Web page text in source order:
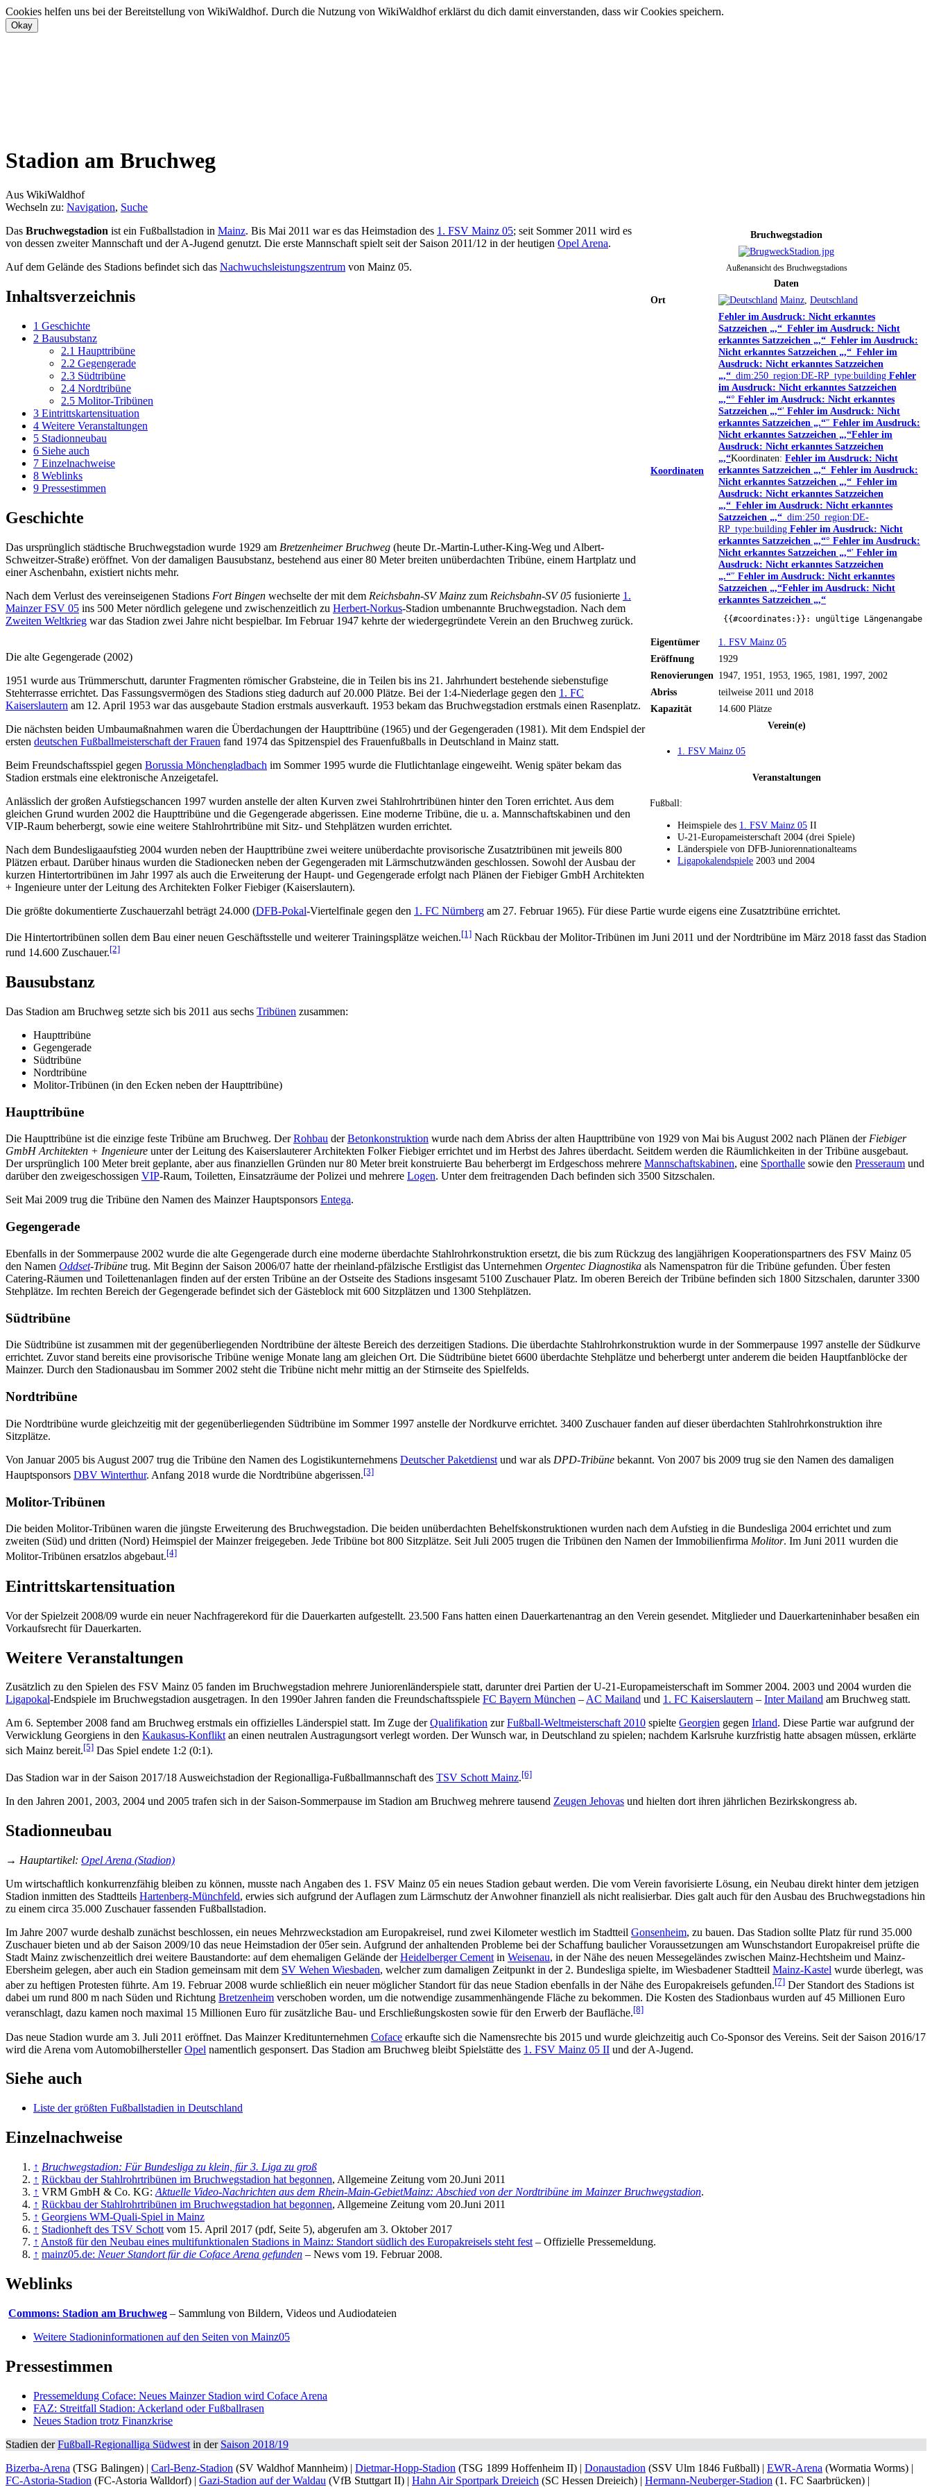
Cookies helfen uns bei der Bereitstellung von WikiWaldhof. Durch die Nutzung von WikiWaldhof erklärst du dich damit einverstanden, dass wir Cookies speichern.
Stadion am Bruchweg
Aus WikiWaldhof
Wechseln zu: Navigation, Suche
Bruchwegstadion
Außenansicht des Bruchwegstadions
Daten
Ort
Mainz Deutschland
Koordinaten
Fehler im Ausdruck: Nicht erkanntes
Satzzeichen „,“ Fehler im Ausdruck: Nicht
erkanntes Satzzeichen „,“ Fehler im Ausdruck:
Nicht erkanntes Satzzeichen „,“ Fehler im
Ausdruck: Nicht erkanntes Satzzeichen
„,“ _dim:250_region:DE-RP_type:building Fehler
im Ausdruck: Nicht erkanntes Satzzeichen
„,“° Fehler im Ausdruck: Nicht erkanntes
Satzzeichen „,“′ Fehler im Ausdruck: Nicht
erkanntes Satzzeichen „.“″ Fehler im Ausdruck:
Nicht erkanntes Satzzeichen „,“Fehler im
Ausdruck: Nicht erkanntes Satzzeichen
„,“Koordinaten: Fehler im Ausdruck: Nicht
erkanntes Satzzeichen „,“ Fehler im Ausdruck:
Nicht erkanntes Satzzeichen „,“ Fehler im
Ausdruck: Nicht erkanntes Satzzeichen
„,“ Fehler im Ausdruck: Nicht erkanntes
Satzzeichen „,“ _dim:250_region:DE-
RP_type:building Fehler im Ausdruck: Nicht
erkanntes Satzzeichen „,“° Fehler im Ausdruck:
Nicht erkanntes Satzzeichen „,“′ Fehler im
Ausdruck: Nicht erkanntes Satzzeichen
„.“″ Fehler im Ausdruck: Nicht erkanntes
Satzzeichen „,“Fehler im Ausdruck: Nicht
erkanntes Satzzeichen „,“
{{#coordinates:}} : ungültige Längenangabe
Eigentümer
1. FSV Mainz 05
Eröffnung
1929
Renovierungen 1947, 1951, 1953, 1965, 1981, 1997, 2002
Abriss
teilweise 2011 und 2018
Kapazität
14.600 Plätze
Verein(e)
1. FSV Mainz 05
Veranstaltungen
Fußball:
Heimspiele des 1. FSV Mainz 05 II
U-21-Europameisterschaft 2004 (drei Spiele)
Länderspiele von DFB-Juniorennationalteams
Ligapokalendspiele 2003 und 2004
Das Bruchwegstadion ist ein Fußballstadion in Mainz. Bis Mai 2011 war es das Heimstadion des 1. FSV Mainz 05; seit Sommer 2011 wird es
von dessen zweiter Mannschaft und der A-Jugend genutzt. Die erste Mannschaft spielt seit der Saison 2011/12 in der heutigen Opel Arena.
Auf dem Gelände des Stadions befindet sich das Nachwuchsleistungszentrum von Mainz 05.
Inhaltsverzeichnis
1 Geschichte
2 Bausubstanz
2.1 Haupttribüne
2.2 Gegengerade
2.3 Südtribüne
2.4 Nordtribüne
2.5 Molitor-Tribünen
3 Eintrittskartensituation
4 Weitere Veranstaltungen
5 Stadionneubau
6 Siehe auch
7 Einzelnachweise
8 Weblinks
9 Pressestimmen
Geschichte
Das ursprünglich städtische Bruchwegstadion wurde 1929 am Bretzenheimer Bruchweg (heute Dr.-Martin-Luther-King-Weg und Albert-
Schweitzer-Straße) eröffnet. Von der damaligen Bausubstanz, bestehend aus einer 80 Meter breiten unüberdachten Tribüne, einem Hartplatz und
einer Aschenbahn, existiert nichts mehr.
Nach dem Verlust des vereinseigenen Stadions Fort Bingen wechselte der mit dem Reichsbahn-SV Mainz zum Reichsbahn-SV 05 fusionierte 1.
Mainzer FSV 05 ins 500 Meter nördlich gelegene und zwischenzeitlich zu Herbert-Norkus-Stadion umbenannte Bruchwegstadion. Nach dem
Zweiten Weltkrieg war das Stadion zwei Jahre nicht bespielbar. Im Februar 1947 kehrte der wiedergegründete Verein an den Bruchweg zurück.
Die alte Gegengerade (2002)
1951 wurde aus Trümmerschutt, darunter Fragmenten römischer Grabsteine, die in Teilen bis ins 21. Jahrhundert bestehende siebenstufige
Stehterrasse errichtet. Das Fassungsvermögen des Stadions stieg dadurch auf 20.000 Plätze. Bei der 1:4-Niederlage gegen den 1. FC
Kaiserslautern am 12. April 1953 war das ausgebaute Stadion erstmals ausverkauft. 1953 bekam das Bruchwegstadion erstmals einen Rasenplatz.
Die nächsten beiden Umbaumaßnahmen waren die Überdachungen der Haupttribüne (1965) und der Gegengeraden (1981). Mit dem Endspiel der
ersten deutschen Fußballmeisterschaft der Frauen fand 1974 das Spitzenspiel des Frauenfußballs in Deutschland in Mainz statt.
Beim Freundschaftsspiel gegen Borussia Mönchengladbach im Sommer 1995 wurde die Flutlichtanlage eingeweiht. Wenig später bekam das
Stadion erstmals eine elektronische Anzeigetafel.
Anlässlich der großen Aufstiegschancen 1997 wurden anstelle der alten Kurven zwei Stahlrohrtribünen hinter den Toren errichtet. Aus dem
gleichen Grund wurden 2002 die Haupttribüne und die Gegengerade abgerissen. Eine moderne Tribüne, die u. a. Mannschaftskabinen und den
VIP-Raum beherbergt, sowie eine weitere Stahlrohrtribüne mit Sitz- und Stehplätzen wurden errichtet.
Nach dem Bundesligaaufstieg 2004 wurden neben der Haupttribüne zwei weitere unüberdachte provisorische Zusatztribünen mit jeweils 800
Plätzen erbaut. Darüber hinaus wurden die Stadionecken neben der Gegengeraden mit Lärmschutzwänden geschlossen. Sowohl der Ausbau der
kurzen Hintertortribünen im Jahr 1997 als auch die Erweiterung der Haupt- und Gegengerade erfolgt nach Plänen der Fiebiger GmbH Architekten
+ Ingenieure unter der Leitung des Architekten Folker Fiebiger (Kaiserslautern).
Die größte dokumentierte Zuschauerzahl beträgt 24.000 (DFB-Pokal-Viertelfinale gegen den 1. FC Nürnberg am 27. Februar 1965). Für diese Partie wurde eigens eine Zusatztribüne errichtet.
Die Hintertortribünen sollen dem Bau einer neuen Geschäftsstelle und weiterer Trainingsplätze weichen.[1] Nach Rückbau der Molitor-Tribünen im Juni 2011 und der Nordtribüne im März 2018 fasst das Stadion
rund 14.600 Zuschauer.[2]
Bausubstanz
Das Stadion am Bruchweg setzte sich bis 2011 aus sechs Tribünen zusammen:
Haupttribüne
Gegengerade
Südtribüne
Nordtribüne
Molitor-Tribünen (in den Ecken neben der Haupttribüne)
Haupttribüne
Die Haupttribüne ist die einzige feste Tribüne am Bruchweg. DerRohbau derBetonkonstruktion wurde nach dem Abriss der alten Haupttribüne von 1929 von Mai bis August 2002 nach Plänen derFiebiger
GmbH Architekten + Ingenieure unter der Leitung des Kaiserslauterer Architekten Folker Fiebiger errichtet und im Herbst des Jahres überdacht. Seitdem werden die Räumlichkeiten in der Tribüne ausgebaut.
Der ursprünglich 100 Meter breit geplante, aber aus finanziellen Gründen nur 80 Meter breit konstruierte Bau beherbergt im Erdgeschoss mehrere Mannschaftskabinen, eine Sporthalle sowie den Presseraum und
darüber den zweigeschossigen VIP-Raum, Toiletten, Einsatzräume der Polizei und mehrere Logen. Unter dem freitragenden Dach befinden sich 3500 Sitzschalen.
Seit Mai 2009 trug die Tribüne den Namen des Mainzer Hauptsponsors Entega.
Gegengerade
Ebenfalls in der Sommerpause 2002 wurde die alte Gegengerade durch eine moderne überdachte Stahlrohrkonstruktion ersetzt, die bis zum Rückzug des langjährigen Kooperationspartners des FSV Mainz 05
den Namen Oddset-Tribüne trug. Mit Beginn der Saison 2006/07 hatte der rheinland-pfälzische Erstligist das Unternehmen Orgentec Diagnostika als Namenspatron für die Tribüne gefunden. Über festen
Catering-Räumen und Toilettenanlagen finden auf der ersten Tribüne an der Ostseite des Stadions insgesamt 5100 Zuschauer Platz. Im oberen Bereich der Tribüne befinden sich 1800 Sitzschalen, darunter 3300
Stehplätze. Im rechten Bereich der Gegengerade befindet sich der Gästeblock mit 600 Sitzplätzen und 1300 Stehplätzen.
Südtribüne
Die Südtribüne ist zusammen mit der gegenüberliegenden Nordtribüne der älteste Bereich des derzeitigen Stadions. Die überdachte Stahlrohrkonstruktion wurde in der Sommerpause 1997 anstelle der Südkurve
errichtet. Zuvor stand bereits eine provisorische Tribüne wenige Monate lang am gleichen Ort. Die Südtribüne bietet 6600 überdachte Stehplätze und beherbergt unter anderem die beiden Hauptfanblöcke der
Mainzer. Durch den Stadionausbau im Sommer 2002 steht die Tribüne nicht mehr mittig an der Stirnseite des Spielfelds.
Nordtribüne
Die Nordtribüne wurde gleichzeitig mit der gegenüberliegenden Südtribüne im Sommer 1997 anstelle der Nordkurve errichtet. 3400 Zuschauer fanden auf dieser überdachten Stahlrohrkonstruktion ihre
Sitzplätze.
Von Januar 2005 bis August 2007 trug die Tribüne den Namen des Logistikunternehmens Deutscher Paketdienst und war als DPD-Tribüne bekannt. Von 2007 bis 2009 trug sie den Namen des damaligen
Hauptsponsors DBV Winterthur. Anfang 2018 wurde die Nordtribüne abgerissen.[3]
Molitor-Tribünen
Die beiden Molitor-Tribünen waren die jüngste Erweiterung des Bruchwegstadion. Die beiden unüberdachten Behelfskonstruktionen wurden nach dem Aufstieg in die Bundesliga 2004 errichtet und zum
zweiten (Süd) und dritten (Nord) Heimspiel der Mainzer freigegeben. Jede Tribüne bot 800 Sitzplätze. Seit Juli 2005 trugen die Tribünen den Namen der Immobilienfirma Molitor. Im Juni 2011 wurden die
Molitor-Tribünen ersatzlos abgebaut.[4]
Eintrittskartensituation
Vor der Spielzeit 2008/09 wurde ein neuer Nachfragerekord für die Dauerkarten aufgestellt. 23.500 Fans hatten einen Dauerkartenantrag an den Verein gesendet. Mitglieder und Dauerkarteninhaber besaßen ein
Vorkaufsrecht für Dauerkarten.
Weitere Veranstaltungen
Zusätzlich zu den Spielen des FSV Mainz 05 fanden im Bruchwegstadion mehrere Juniorenländerspiele statt, darunter drei Partien der U-21-Europameisterschaft im Sommer 2004. 2003 und 2004 wurden die
Ligapokal-Endspiele im Bruchwegstadion ausgetragen. In den 1990er Jahren fanden die Freundschaftsspiele FC Bayern München –AC Mailand und 1. FC Kaiserslautern – Inter Mailand am Bruchweg statt.
Am 6. September 2008 fand am Bruchweg erstmals ein offizielles Länderspiel statt. Im Zuge derQualifikation zurFußball-Weltmeisterschaft 2010 spielte Georgien gegen Irland. Diese Partie war aufgrund der
Verwicklung Georgiens in den Kaukasus-Konfliktan einen neutralen Austragungsort verlegt worden. Der Wunsch war, in Deutschland zu spielen; nachdem Karlsruhe kurzfristig hatte absagen müssen, erklärte
sich Mainz bereit.[5] Das Spiel endete 1:2 (0:1).
Das Stadion war in der Saison 2017/18 Ausweichstadion der Regionalliga-Fußballmannschaft des TSV Schott Mainz.[6]
In den Jahren 2001, 2003, 2004 und 2005 trafen sich in der Saison-Sommerpause im Stadion am Bruchweg mehrere tausend Zeugen Jehovas und hielten dort ihren jährlichen Bezirkskongress ab.
Stadionneubau
→ Hauptartikel: Opel Arena (Stadion)
Um wirtschaftlich konkurrenzfähig bleiben zu können, musste nach Angaben des 1. FSV Mainz 05 ein neues Stadion gebaut werden. Die vom Verein favorisierte Lösung, ein Neubau direkt hinter dem jetzigen
Stadion inmitten des Stadtteils Hartenberg-Münchfeld, erwies sich aufgrund der Auflagen zum Lärmschutz der Anwohner finanziell als nicht realisierbar. Dies galt auch für den Ausbau des Bruchwegstadions hin
zu einem circa 35.000 Zuschauer fassenden Fußballstadion.
Im Jahre 2007 wurde deshalb zunächst beschlossen, ein neues Mehrzweckstadion am Europakreisel, rund zwei Kilometer westlich im Stadtteil Gonsenheim, zu bauen. Das Stadion sollte Platz für rund 35.000
Zuschauer bieten und ab der Saison 2009/10 das neue Heimstadion der 05er sein. Aufgrund der anhaltenden Probleme bei der Schaffung baulicher Voraussetzungen am Wunschstandort Europakreisel prüfte die
Stadt Mainz zwischenzeitlich drei weitere Baustandorte: auf dem ehemaligen Gelände derHeidelberger Cement in Weisenau, in der Nähe des neuen Messegeländes zwischen Mainz-Hechtsheim und Mainz-
Ebersheim gelegen, aber auch ein Stadion gemeinsam mit dem SV Wehen Wiesbaden, welcher zum damaligen Zeitpunkt in der 2. Bundesliga spielte, im Wiesbadener Stadtteil Mainz-Kastel wurde überlegt, was
aber zu heftigen Protesten führte. Am 19. Februar 2008 wurde schließlich ein neuer möglicher Standort für das neue Stadion ebenfalls in der Nähe des Europakreisels gefunden.[7] Der Standort des Stadions ist
dabei um rund 800 m nach Süden und Richtung Bretzenheim verschoben worden, um die notwendige zusammenhängende Fläche zu bekommen. Die Kosten des Stadionbaus wurden auf 45 Millionen Euro
veranschlagt, dazu kamen noch maximal 15 Millionen Euro für zusätzliche Bau- und Erschließungskosten sowie für den Erwerb der Baufläche.[8]
Das neue Stadion wurde am 3. Juli 2011 eröffnet. Das Mainzer Kreditunternehmen Coface erkaufte sich die Namensrechte bis 2015 und wurde gleichzeitig auch Co-Sponsor des Vereins. Seit der Saison 2016/17
wird die Arena vom AutomobilherstellerOpel namentlich gesponsert. Das Stadion am Bruchweg bleibt Spielstätte des 1. FSV Mainz 05 II und der A-Jugend.
Siehe auch
Liste der größten Fußballstadien in Deutschland
Einzelnachweise
↑ Bruchwegstadion: Für Bundesliga zu klein, für 3. Liga zu groß
↑ Rückbau der Stahlrohrtribünen im Bruchwegstadion hat begonnen, Allgemeine Zeitung vom 20.Juni 2011
↑ VRM GmbH & Co. KG: Aktuelle Video-Nachrichten aus dem Rhein-Main-GebietMainz: Abschied von der Nordtribüne im Mainzer Bruchwegstadion.
↑ Rückbau der Stahlrohrtribünen im Bruchwegstadion hat begonnen, Allgemeine Zeitung vom 20.Juni 2011
↑ Georgiens WM-Quali-Spiel in Mainz
↑ Stadionheft des TSV Schott vom 15. April 2017 (pdf, Seite 5), abgerufen am 3. Oktober 2017
↑ Anstoß für den Neubau eines multifunktionalen Stadions in Mainz: Standort südlich des Europakreisels steht fest – Offizielle Pressemeldung.
↑ mainz05.de: Neuer Standort für die Coface Arena gefunden – News vom 19. Februar 2008.
Weblinks
Commons: Stadion am Bruchweg – Sammlung von Bildern, Videos und Audiodateien
Weitere Stadioninformationen auf den Seiten von Mainz05
Pressestimmen
Pressemeldung Coface: Neues Mainzer Stadion wird Coface Arena
FAZ: Streitfall Stadion: Ackerland oder Fußballrasen
Neues Stadion trotz Finanzkrise
Stadien derFußball-Regionalliga Südwest in der Saison 2018/19
Bizerba-Arena (TSG Balingen) | Carl-Benz-Stadion (SV Waldhof Mannheim) | Dietmar-Hopp-Stadion (TSG 1899 Hoffenheim II) | Donaustadion (SSV Ulm 1846 Fußball) | EWR-Arena (Wormatia Worms) |
FC-Astoria-Stadion (FC-Astoria Walldorf) | Gazi-Stadion auf der Waldau (VfB Stuttgart II) | Hahn Air Sportpark Dreieich (SC Hessen Dreieich) | Hermann-Neuberger-Stadion (1. FC Saarbrücken) |